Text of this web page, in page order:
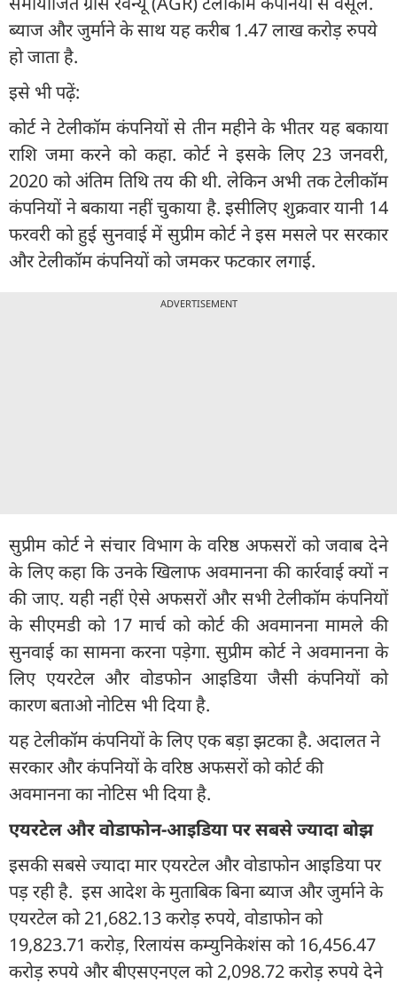
ब्याज और जुर्माने के साथ यह करीब 1.47 लाख करोड़ रुपये
हो जाता है.
इसे भी पढ़ें:
कोर्ट ने टेलीकॉम कंपनियों से तीन महीने के भीतर यह बकाया
राशि जमा करने को कहा. कोर्ट ने इसके लिए 23 जनवरी,
2020 को अंतिम तिथि तय की थी. लेकिन अभी तक टेलीकॉम
कंपनियों ने बकाया नहीं चुकाया है. इसीलिए शुक्रवार यानी 14
फरवरी को हुई सुनवाई में सुप्रीम कोर्ट ने इस मसले पर सरकार
और टेलीकॉम कंपनियों को जमकर फटकार लगाई.
ADVERTISEMENT
सुप्रीम कोर्ट ने संचार विभाग के वरिष्ठ अफसरों को जवाब देने
के लिए कहा कि उनके ख‍िलाफ अवमानना की कार्रवाई क्यों न
की जाए. यही नहीं ऐसे अफसरों और सभी टेलीकॉम कंपनियों
के सीएमडी को 17 मार्च को कोर्ट की अवमानना मामले की
सुनवाई का सामना करना पड़ेगा. सुप्रीम कोर्ट ने अवमानना के
लिए एयरटेल और वोडफोन आइडिया जैसी कंपनियों को
कारण बताओ नोटिस भी दिया है.
यह टेलीकॉम कंपनियों के लिए एक बड़ा झटका है. अदालत ने
सरकार और कंपनियों के वरिष्ठ अफसरों को कोर्ट की
अवमानना का नोटिस भी दिया है.
एयरटेल और वोडाफोन-आइडिया पर सबसे ज्यादा बोझ
इसकी सबसे ज्यादा मार एयरटेल और वोडाफोन आइडिया पर
पड़ रही है. इस आदेश के मुताबिक बिना ब्याज और जुर्माने के
एयरटेल को 21,682.13 करोड़ रुपये, वोडाफोन को
19,823.71 करोड़, रिलायंस कम्युनिकेशंस को 16,456.47
करोड़ रुपये और बीएसएनएल को 2,098.72 करोड़ रुपये देने